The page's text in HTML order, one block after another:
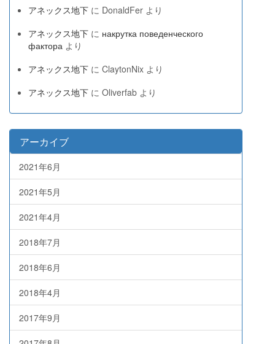
アネックス地下 に DonaldFer より
アネックス地下 に накрутка поведенческого
фактора より
アネックス地下 に ClaytonNix より
アネックス地下 に Oliverfab より
アーカイブ
2021年6月
2021年5月
2021年4月
2018年7月
2018年6月
2018年4月
2017年9月